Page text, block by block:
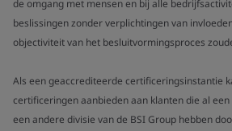
de omgang met mensen en bij alle
beslissingen zonder verplichtingen van
objectiviteit van het besluitvormingsproces
Als een geaccrediteerde certificeringsinstantie
certificeringen aanbieden aan klanten die al
een andere divisie van de BSI Group hebben